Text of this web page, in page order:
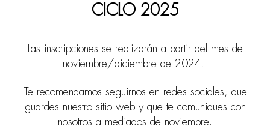
CICLO 2025
Las inscripciones se realizarán a partir del mes de
noviembre/diciembre de 2024.
Te recomendamos seguirnos en redes sociales, que
guardes nuestro sitio web y que te comuniques con
nosotros a mediados de noviembre.